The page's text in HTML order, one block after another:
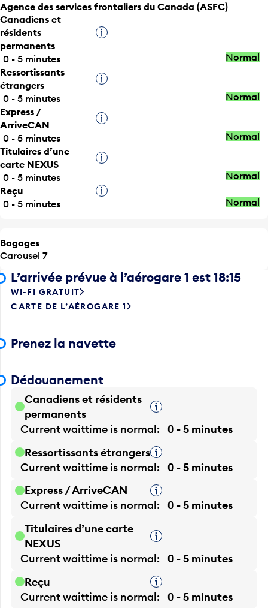
Agence des services frontaliers du Canada (ASFC)
Canadiens et
résidents
permanents
Infobulle
0 - 5 minutes
Normal
Ressortissants
étrangers
Infobulle
0 - 5 minutes
Normal
Express /
ArriveCAN
Infobulle
0 - 5 minutes
Normal
Titulaires d’une
carte NEXUS
Infobulle
0 - 5 minutes
Normal
Reçu
Infobulle
0 - 5 minutes
Normal
Bagages
Carousel 7
L’arrivée prévue à l’aérogare 1 est 18:15
WI-FI GRATUIT
CARTE DE L’AÉROGARE 1
Prenez la navette
Dédouanement
Canadiens et résidents
permanents
Infobulle
Current waittime is normal
0 - 5 minutes
Ressortissants étrangersInfobulle
Current waittime is normal
0 - 5 minutes
Express / ArriveCAN
Infobulle
Current waittime is normal
0 - 5 minutes
Titulaires d’une carte
NEXUS
Infobulle
Current waittime is normal
0 - 5 minutes
Reçu
Infobulle
Current waittime is normal
0 - 5 minutes